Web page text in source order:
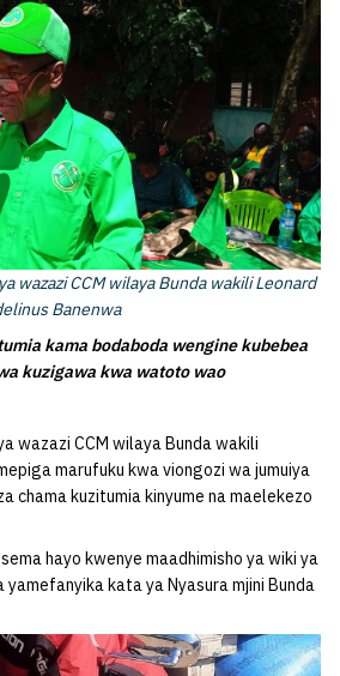
wazazi CCM wilaya Bunda wakili Leonard
Banenwa
kama bodaboda wengine kubebea
kuzigawa kwa watoto wao
wazazi CCM wilaya Bunda wakili
marufuku kwa viongozi wa jumuiya
chama kuzitumia kinyume na maelekezo
hayo kwenye maadhimisho ya wiki ya
kata ya Nyasura mjini Bunda